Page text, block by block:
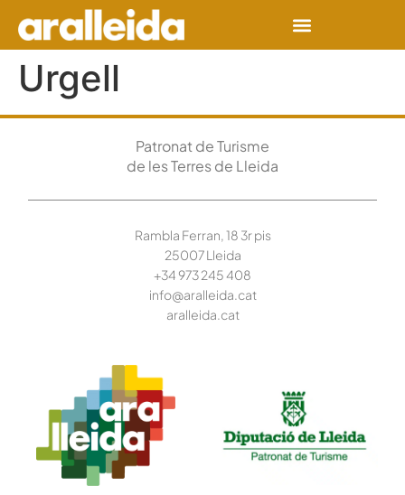
Urgell
Patronat de Turisme
de les Terres de Lleida
Rambla Ferran, 18 3r pis
25007 Lleida
+34 973 245408
info@aralleida.cat
aralleida.cat